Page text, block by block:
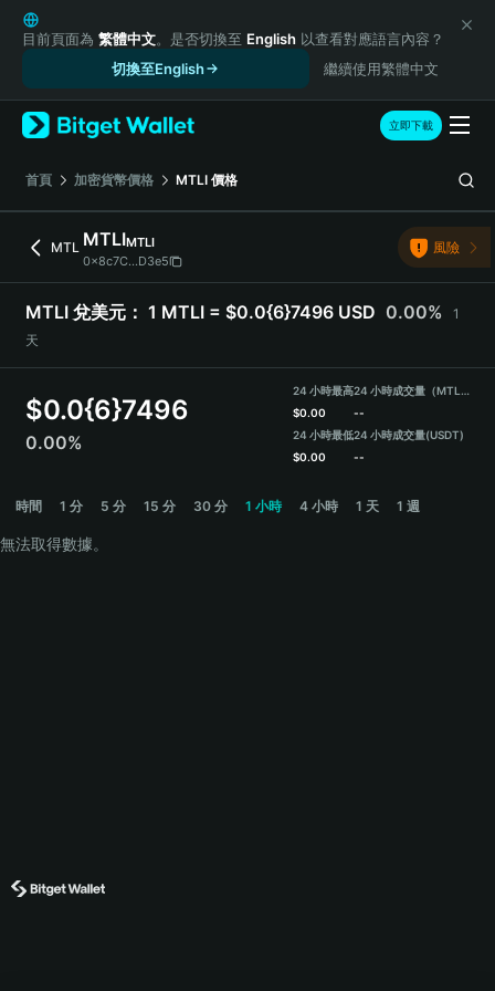
English
日本語
Русский
Español (Latinoamérica)
Türkçe
Italiano
简体中文
繁體中文
Português (Portugal)
Bahasa Indonesia
Español
目前頁面為 繁體中文。是否切換至 English 以查看對應語言內容？
切換至English
繼續使用繁體中文
立即下載
首頁 加密貨幣價格 MTLI 價格
MTL MTLIMTLI
0x8c7C...D3e5
風險
MTLI 兌美元： 1 MTLI = $0.0{6}7496 USD 0.00%
1
天
$0.0{6}7496
0.00%
24 小時最高
$0.00
24 小時最低
$0.00
24 小時成交量（MTLI）
--
24 小時成交量(USDT)
--
時間 1 分 5 分 15 分 30 分 1 小時 4 小時 1 天 1 週
無法取得數據。